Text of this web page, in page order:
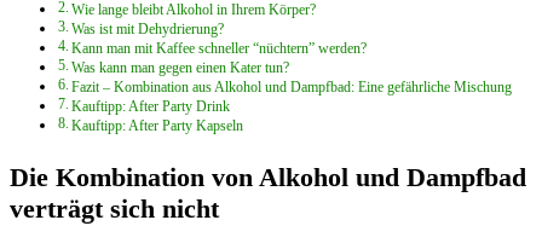
Wie lange bleibt Alkohol in Ihrem Körper?
Was ist mit Dehydrierung?
Kann man mit Kaffee schneller “nüchtern” werden?
Was kann man gegen einen Kater tun?
Fazit – Kombination aus Alkohol und Dampfbad: Eine gefährliche Mischung
Kauftipp: After Party Drink
Kauftipp: After Party Kapseln
Die Kombination von Alkohol und Dampfbad
verträgt sich nicht